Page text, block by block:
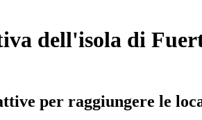
dell'isola di
per raggiungere le